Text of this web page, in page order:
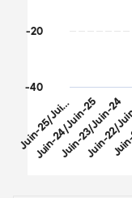
J
u
i
n
-
2
5
/
J
u
i
n
-
2
6
Juin-24/Juin-25
Juin-23/Juin-24
Juin-22/
-20
-40